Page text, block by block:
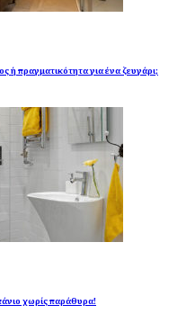
ή πραγματικότητα για ένα ζευγάρι;
χωρίς παράθυρα!